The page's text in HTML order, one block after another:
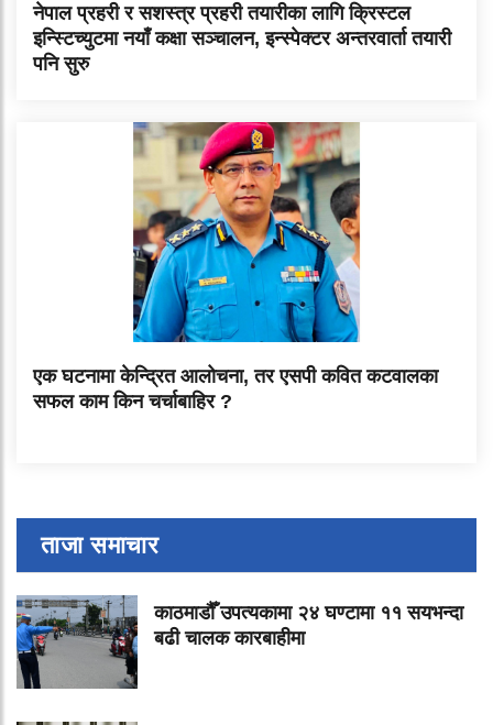
नेपाल प्रहरी र सशस्त्र प्रहरी तयारीका लागि क्रिस्टल
इन्स्टिच्युटमा नयाँ कक्षा सञ्चालन, इन्स्पेक्टर अन्तरवार्ता तयारी
पनि सुरु
एक घटनामा केन्द्रित आलोचना, तर एसपी कवित कटवालका
सफल काम किन चर्चाबाहिर ?
ताजा समाचार
काठमाडौँ उपत्यकामा २४ घण्टामा ११ सयभन्दा
बढी चालक कारबाहीमा